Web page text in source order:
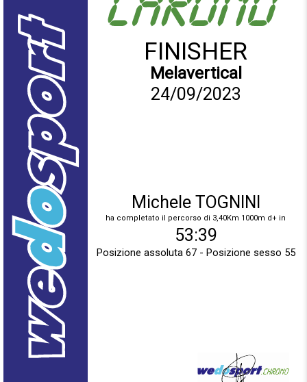
FINISHER
Melavertical
Michele TOGNINI
ha completato il percorso di 3,40Km 1000m d+ in
Posizione assoluta 67 - Posizione sesso 55
53:39
24/09/2023